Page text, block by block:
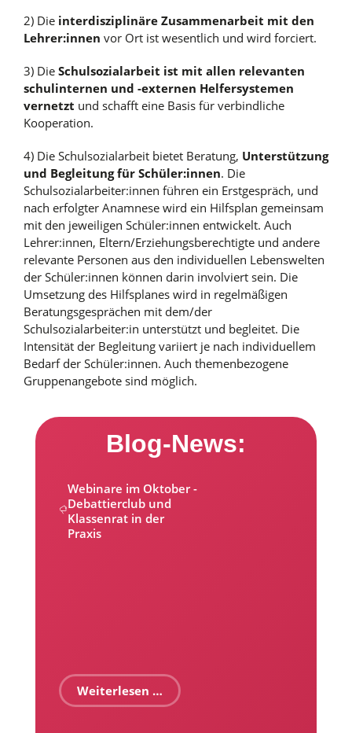
2) Die interdisziplinäre Zusammenarbeit mit den
Lehrer:innen vor Ort ist wesentlich und wird forciert.
3) Die Schulsozialarbeit ist mit allen relevanten
schulinternen und -externen Helfersystemen
vernetzt und schafft eine Basis für verbindliche
Kooperation.
4) Die Schulsozialarbeit bietet Beratung, Unterstützung
und Begleitung für Schüler:innen. Die
Schulsozialarbeiter:innen führen ein Erstgespräch, und
nach erfolgter Anamnese wird ein Hilfsplan gemeinsam
mit den jeweiligen Schüler:innen entwickelt. Auch
Lehrer:innen, Eltern/Erziehungsberechtigte und andere
relevante Personen aus den individuellen Lebenswelten
der Schüler:innen können darin involviert sein. Die
Umsetzung des Hilfsplanes wird in regelmäßigen
Beratungsgesprächen mit dem/der
Schulsozialarbeiter:in unterstützt und begleitet. Die
Intensität der Begleitung variiert je nach individuellem
Bedarf der Schüler:innen. Auch themenbezogene
Gruppenangebote sind möglich.
Blog-News:
Webinare im Oktober -
Debattierclub und
Klassenrat in der
Praxis
Weiterlesen …